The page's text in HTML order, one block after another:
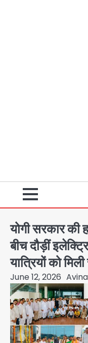
योगी सरकार की
बीच दौड़ीं
यात्रियों को
June 12, 2026